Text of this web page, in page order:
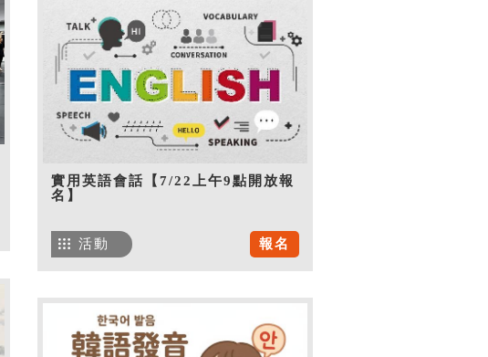
實用英語會話【7/22上午9點開放報
名】
報名
活動